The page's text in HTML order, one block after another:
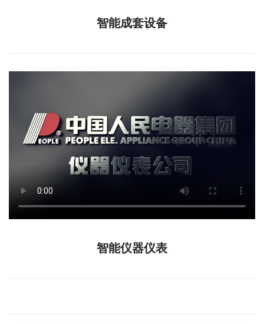
智能成套设备
智能仪器仪表